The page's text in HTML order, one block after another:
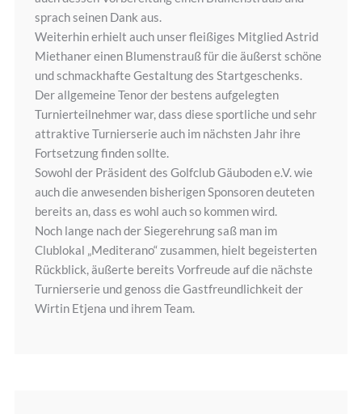
sprach seinen Dank aus.
Weiterhin erhielt auch unser fleißiges Mitglied Astrid
Miethaner einen Blumenstrauß für die äußerst schöne
und schmackhafte Gestaltung des Startgeschenks.
Der allgemeine Tenor der bestens aufgelegten
Turnierteilnehmer war, dass diese sportliche und sehr
attraktive Turnierserie auch im nächsten Jahr ihre
Fortsetzung finden sollte.
Sowohl der Präsident des Golfclub Gäuboden e.V. wie
auch die anwesenden bisherigen Sponsoren deuteten
bereits an, dass es wohl auch so kommen wird.
Noch lange nach der Siegerehrung saß man im
Clublokal „Mediterano“ zusammen, hielt begeisterten
Rückblick, äußerte bereits Vorfreude auf die nächste
Turnierserie und genoss die Gastfreundlichkeit der
Wirtin Etjena und ihrem Team.